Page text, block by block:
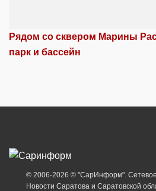
Рядом со сквером Марины
парк и бассейн
© 2006-2026 © "СарИнформ".
Новости Саратова и Саратовской